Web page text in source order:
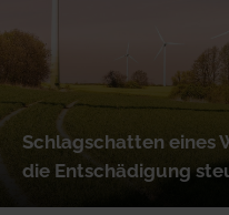
Schlagschatten eines
die Entschädigung